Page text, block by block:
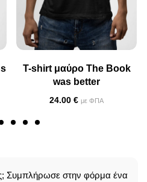
T-shirt μαύρο The Book
was better
24.00 € με ΦΠΑ
Συμπλήρωσε στην φόρμα ένα